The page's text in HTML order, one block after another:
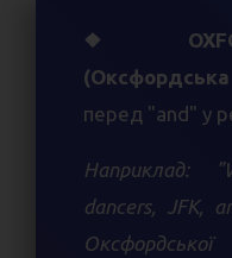
❖
перед "and" у
Наприклад:
dancers, JFK,